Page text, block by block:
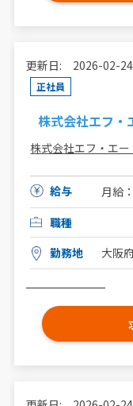
更新日: 2026-02-24
正社員
株式会社エフ
株式会社エフ・エー
給与
月給
職種
勤務地
大阪